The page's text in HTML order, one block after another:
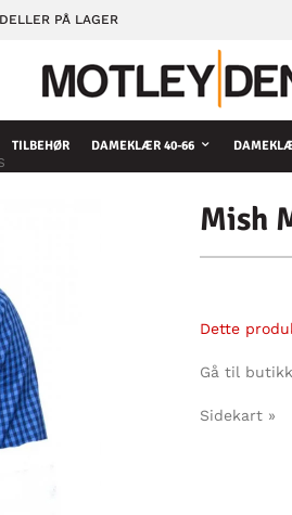
PÅ LAGER
TILBEHØR DAMEKLÆR 40-66
Mish
Dette
Gå til
Sidekart »